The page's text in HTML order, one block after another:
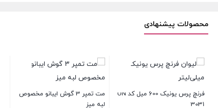
محصولات پیشنهادی
فرنچ پرس یونیک 600 میل کد UN
3031
مت تمپر 3 گوش ایبانو مخصوص
لبه میز